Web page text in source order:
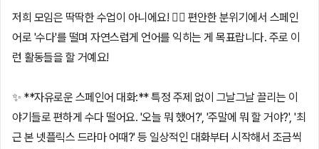
저희 모임은 딱딱한 수업이 아니에요! 🙅‍♀️ 편안한 분위기에서 스페인
어로 '수다'를 떨며 자연스럽게 언어를 익히는 게 목표랍니다. 주로 이
런 활동들을 할 거예요!
✨ **자유로운 스페인어 대화:** 특정 주제 없이 그날그날 끌리는 이
야기들로 편하게 수다 떨어요. '오늘 뭐 했어?', '주말에 뭐 할 거야?', '최
근 본 넷플릭스 드라마 어때?' 등 일상적인 대화부터 시작해서 조금씩